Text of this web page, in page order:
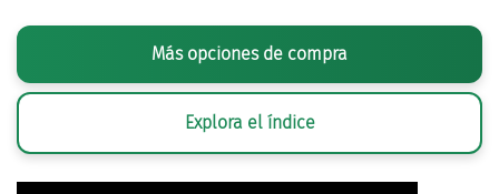
Más opciones de compra
Explora el índice